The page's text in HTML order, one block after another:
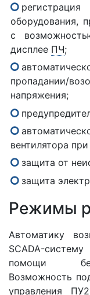
оборудования,
с
дисплее ПЧ;
напряжения;
вентилятора
защита от
защита
Режимы
Автоматику
SCADA-
помощи
Возможность
управления